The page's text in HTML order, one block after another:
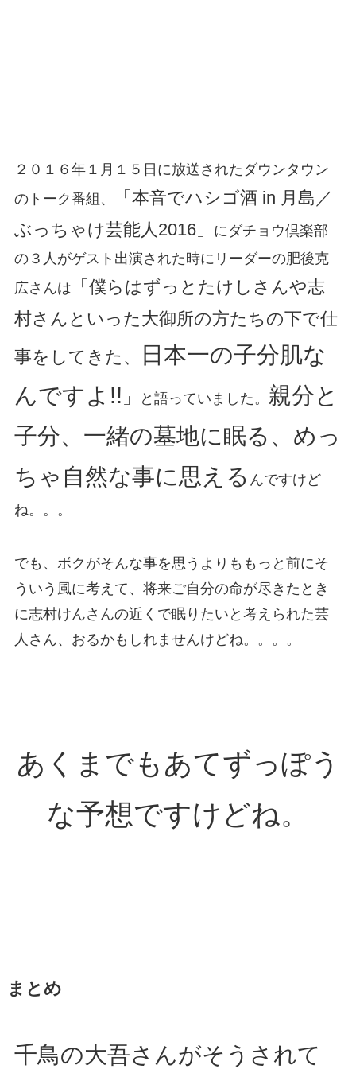
２０１６年１月１５日に放送されたダウンタウン
のトーク番組、
「本音でハシゴ酒 in 月島／
ぶっちゃけ芸能人2016」
にダチョウ倶楽部
の３人がゲスト出演された時にリーダーの肥後克
広さんは
「僕らはずっとたけしさんや志
村さんといった大御所の方たちの下で仕
事をしてきた、
日本一の子分肌な
んですよ!! 」 と語っていました。 親分と
子分、一緒の墓地に眠る、めっ
ちゃ自然な事に思える んですけど
ね。。。
でも、ボクがそんな事を思うよりももっと前にそ
ういう風に考えて、将来ご自分の命が尽きたとき
に志村けんさんの近くで眠りたいと考えられた芸
人さん、おるかもしれませんけどね。。。。
あくまでもあてずっぽう
な予想ですけどね。
まとめ
千鳥の大吾さんがそうされて